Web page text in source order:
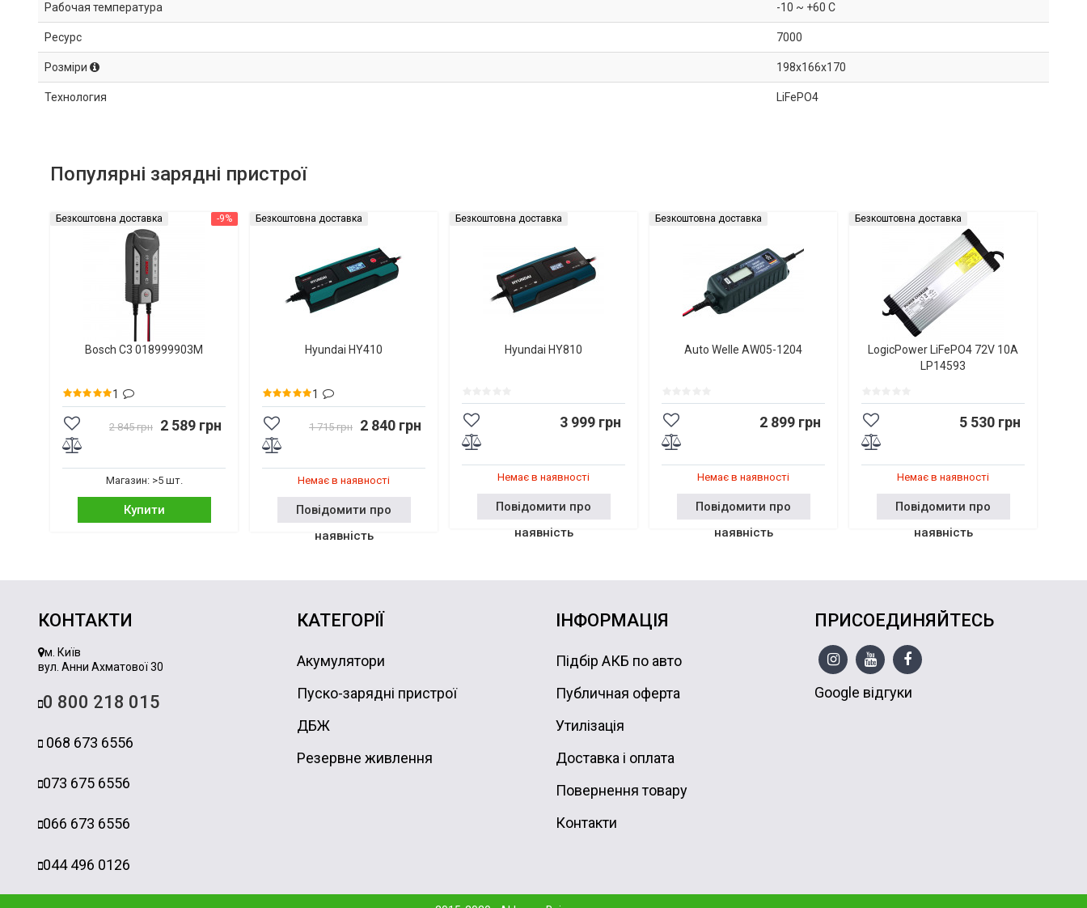
Рабочая температура -10 ~ +60 C
Ресурс 7000
Розміри 198x166x170
Технология LiFePO4
Популярні зарядні пристрої
-9%
Безкоштовна доставка
Bosch C3 018999903M
1
2 845 грн 2 589 грн
Магазин: >5 шт.
Купити
Безкоштовна доставка
Hyundai HY410
1
1 715 грн 2 840 грн
Немає в наявності
Повідомити про
наявність
Безкоштовна доставка
Hyundai HY810
3 999 грн
Немає в наявності
Повідомити про
наявність
Безкоштовна доставка
Auto Welle AW05-1204
2 899 грн
Немає в наявності
Повідомити про
наявність
Безкоштовна доставка
LogicPower LiFePO4 72V 10A
LP14593
5 530 грн
Немає в наявності
Повідомити про
наявність
КОНТАКТИ
м. Київ
вул. Анни Ахматової 30
0 800 218 015
068 673 6556
073 675 6556
066 673 6556
044 496 0126
КАТЕГОРІЇ
Акумулятори
Пуско-зарядні пристрої
ДБЖ
Резервне живлення
ІНФОРМАЦІЯ
Підбір АКБ по авто
Публичная оферта
Утилізація
Доставка і оплата
Повернення товару
Контакти
ПРИСОЕДИНЯЙТЕСЬ
Google відгуки